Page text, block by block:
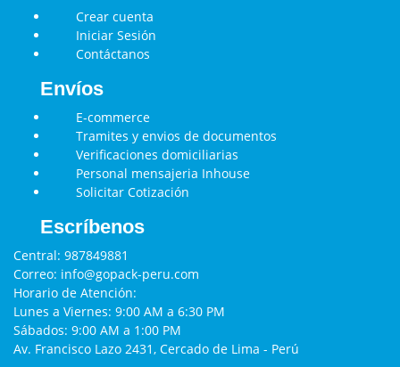
Crear cuenta
Iniciar Sesión
Contáctanos
Envíos
E-commerce
Tramites y envios de documentos
Verificaciones domiciliarias
Personal mensajeria Inhouse
Solicitar Cotización
Escríbenos
Central: 987849881
Correo: info@gopack-peru.com
Horario de Atención:
Lunes a Viernes: 9:00 AM a 6:30 PM
Sábados: 9:00 AM a 1:00 PM
Av. Francisco Lazo 2431, Cercado de Lima - Perú